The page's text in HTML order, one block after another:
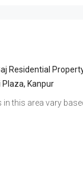
Residential
Plaza, Kanpur
in this area vary